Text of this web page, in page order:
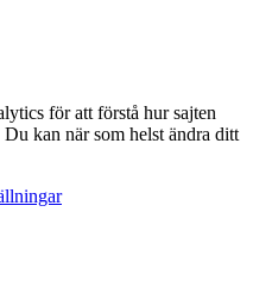
för att förstå hur sajten
kan när som helst ändra ditt